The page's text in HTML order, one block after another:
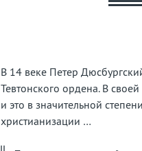
забытую
В 14 веке Петер
Тевтонского ордена. В
и это в значительной
христианизации …